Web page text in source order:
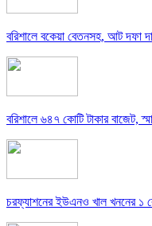
বরিশালে বকেয়া বেতনসহ, আট দফা
বরিশালে ৬৪৭ কোটি টাকার বাজেট,
চরফ্যাশনের ইউএনও খাল খননের ১